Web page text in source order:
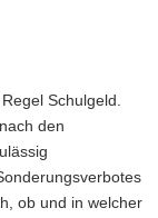
Schulgeld.
den
ob und in welcher